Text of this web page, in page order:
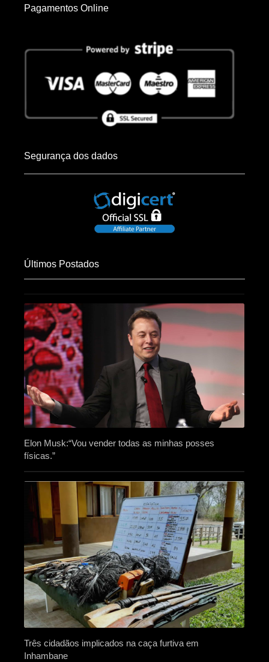
Pagamentos Online
Segurança dos dados
Últimos Postados
Elon Musk:“Vou vender todas as minhas posses
físicas.”
Três cidadãos implicados na caça furtiva em
Inhambane